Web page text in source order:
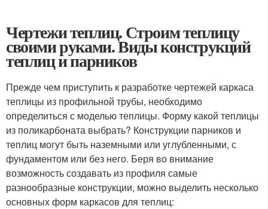
Чертежи теплиц. Строим теплицу
своими руками. Виды конструкций
теплиц и парников
Прежде чем приступить к разработке чертежей каркаса
теплицы из профильной трубы, необходимо
определиться с моделью теплицы. Форму какой теплицы
из поликарбоната выбрать? Конструкции парников и
теплиц могут быть наземными или углубленными, с
фундаментом или без него. Беря во внимание
возможность создавать из профиля самые
разнообразные конструкции, можно выделить несколько
основных форм каркасов для теплиц: